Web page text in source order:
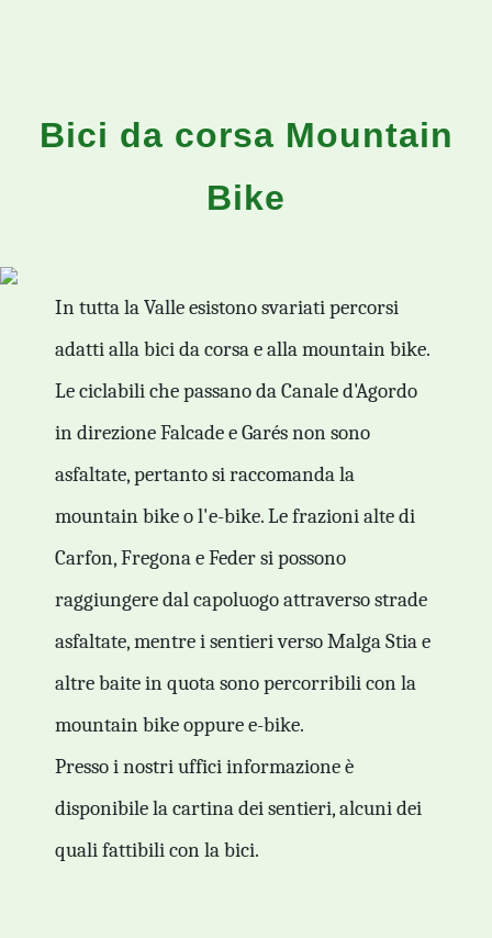
Bici da corsa Mountain
Bike
In tutta la Valle esistono svariati percorsi
adatti alla bici da corsa e alla mountain bike.
Le ciclabili che passano da Canale d'Agordo
in direzione Falcade e Garés non sono
asfaltate, pertanto si raccomanda la
mountain bike o l'e-bike. Le frazioni alte di
Carfon, Fregona e Feder si possono
raggiungere dal capoluogo attraverso strade
asfaltate, mentre i sentieri verso Malga Stia e
altre baite in quota sono percorribili con la
mountain bike oppure e-bike.
Presso i nostri uffici informazione è
disponibile la cartina dei sentieri, alcuni dei
quali fattibili con la bici.